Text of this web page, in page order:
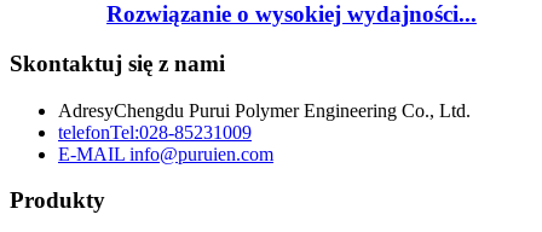
Rozwiązanie o wysokiej wydajności...
Skontaktuj się z nami
AdresyChengdu Purui Polymer Engineering Co., Ltd.
telefonTel:028-85231009
E-MAIL info@puruien.com
Produkty